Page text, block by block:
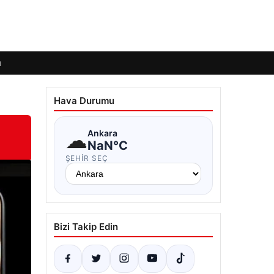
Hava Durumu
☁Ankara
NaN°C
ŞEHIR SEÇ
Bizi Takip Edin